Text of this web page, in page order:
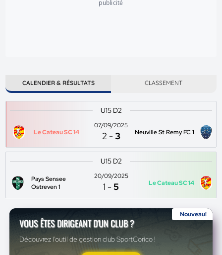
publicité
CALENDIER & RÉSULTATS CLASSEMENT
U15 D2
Le Cateau SC 14
07/09/2025
2 -3 Neuville St Remy FC 1
U15 D2
Pays Sensee
Ostreven 1
20/09/2025
1 -5 Le Cateau SC 14
Nouveau!
VOUS ÊTES DIRIGEANT D'UN CLUB ?
Découvrez l'outil de gestion club SportCorico !